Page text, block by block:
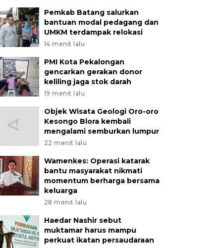
Pemkab Batang salurkan
bantuan modal pedagang dan
UMKM terdampak relokasi
14 menit lalu
PMI Kota Pekalongan
gencarkan gerakan donor
keliling jaga stok darah
19 menit lalu
Objek Wisata Geologi Oro-oro
Kesongo Blora kembali
mengalami semburkan lumpur
22 menit lalu
Wamenkes: Operasi katarak
bantu masyarakat nikmati
momentum berharga bersama
keluarga
28 menit lalu
Haedar Nashir sebut
muktamar harus mampu
perkuat ikatan persaudaraan